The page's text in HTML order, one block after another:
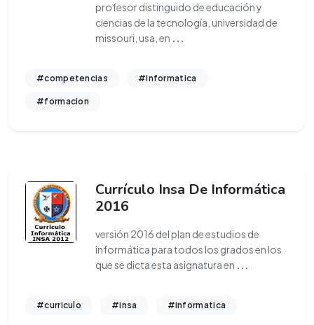
profesor distinguido de educación y
ciencias de la tecnología, universidad de
missouri, usa, en ...
#competencias #informatica
#formacion
Currículo Insa De Informática
2016
versión 2016 del plan de estudios de
informática para todos los grados en los
que se dicta esta asignatura en ...
#curriculo #insa #informatica